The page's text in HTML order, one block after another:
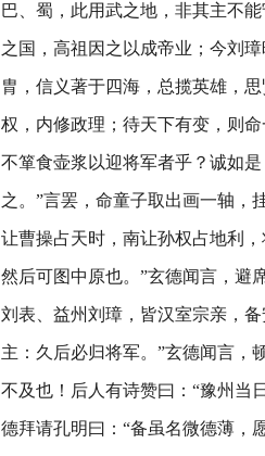
巴、蜀，此用武之地，非其主不
之国，高祖因之以成帝业；今刘
胄，信义著于四海，总揽英雄，
权，内修政理；待天下有变，则
不箪食壶浆以迎将军者乎？诚如
之。”言罢，命童子取出画一轴，
让曹操占天时，南让孙权占地利
然后可图中原也。”玄德闻言，避
刘表、益州刘璋，皆汉室宗亲，
主：久后必归将军。”玄德闻言，
不及也！后人有诗赞曰：“豫州当
德拜请孔明曰：“备虽名微德薄，